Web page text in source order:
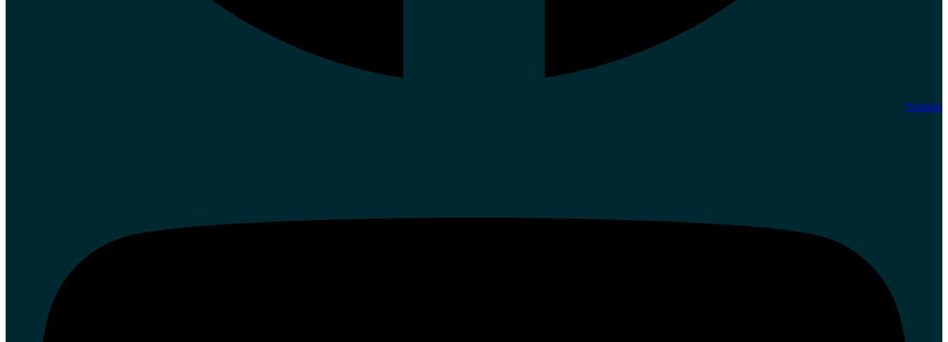
Youtube